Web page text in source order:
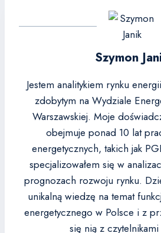
Szymon
Jestem analitykiem rynku
zdobytym na Wydziale
Warszawskiej. Moje
obejmuje ponad 10 lat
energetycznych, takich jak
specjalizowałem się w
prognozach rozwoju rynku.
unikalną wiedzę na temat
energetycznego w Polsce i z
się nią z